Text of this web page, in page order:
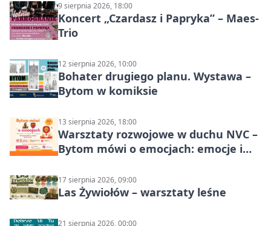
9 sierpnia 2026, 18:00
Koncert „Czardasz i Papryka” – Maes-
Trio
12 sierpnia 2026, 10:00
Bohater drugiego planu. Wystawa –
Bytom w komiksie
13 sierpnia 2026, 18:00
Warsztaty rozwojowe w duchu NVC –
Bytom mówi o emocjach: emocje i
17 sierpnia 2026, 09:00
Las Żywiołów – warsztaty leśne
21 sierpnia 2026, 00:00